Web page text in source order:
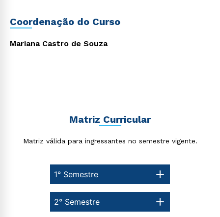
cenários reais, como em Hospitais, Prontos-socorros,
Família, Instituições de Longa Permanência para
Idosos, Escolas, Creches, Hospitais Psiquiátricos,
Coordenação do Curso
Mariana Castro de Souza
Matriz Curricular
Matriz válida para ingressantes no semestre vigente.
1° Semestre
2° Semestre
Rápido e fácil
ou